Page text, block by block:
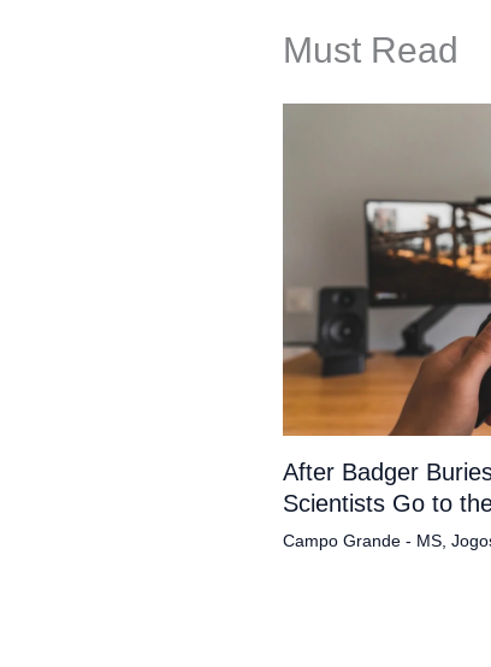
Must Read
After Badger
Scientists Go to
Campo Grande - MS,